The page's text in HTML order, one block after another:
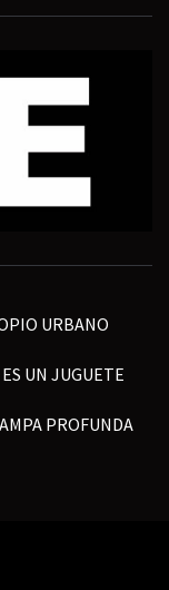
URBANO
UN JUGUETE
PROFUNDA